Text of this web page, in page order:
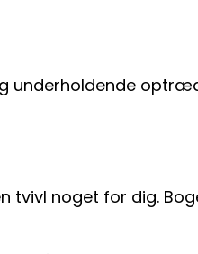
underholdende
noget for dig.